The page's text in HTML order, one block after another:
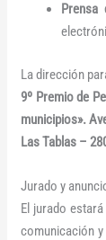
Prensa
La dirección
9º Premio de
municipios».
Las Tablas –
Jurado y
El jurado
comunicación